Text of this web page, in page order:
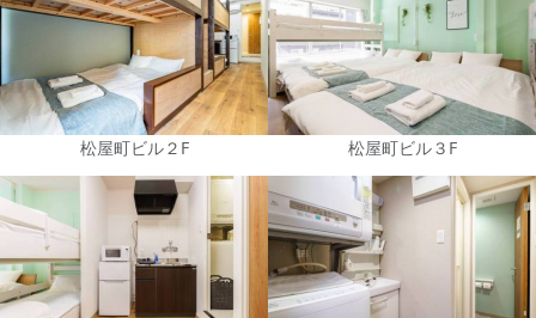
松屋町ビル２F 松屋町ビル３F